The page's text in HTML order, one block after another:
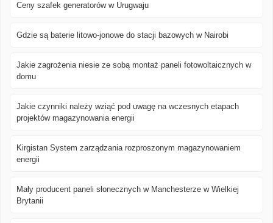
Ceny szafek generatorów w Urugwaju
Gdzie są baterie litowo-jonowe do stacji bazowych w Nairobi
Jakie zagrożenia niesie ze sobą montaż paneli fotowoltaicznych w
domu
Jakie czynniki należy wziąć pod uwagę na wczesnych etapach
projektów magazynowania energii
Kirgistan System zarządzania rozproszonym magazynowaniem
energii
Mały producent paneli słonecznych w Manchesterze w Wielkiej
Brytanii